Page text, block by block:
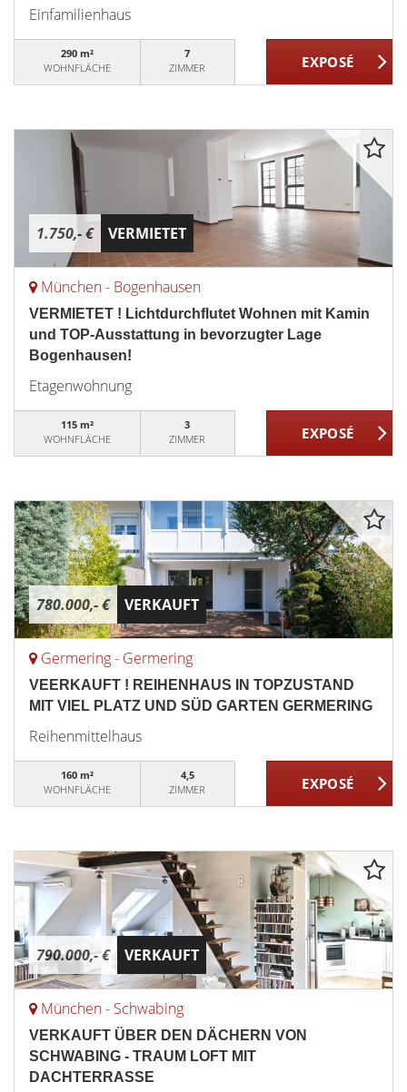
Einfamilienhaus
290 m²
WOHNFLÄCHE
7
ZIMMER
1.750,- € VERMIETET
München - Bogenhausen
VERMIETET ! Lichtdurchflutet Wohnen mit Kamin
und TOP-Ausstattung in bevorzugter Lage
Bogenhausen!
Etagenwohnung
115 m²
WOHNFLÄCHE
3
ZIMMER
780.000,- € VERKAUFT
Germering - Germering
VEERKAUFT ! REIHENHAUS IN TOPZUSTAND
MIT VIEL PLATZ UND SÜD GARTEN GERMERING
Reihenmittelhaus
160 m²
WOHNFLÄCHE
4,5
ZIMMER
790.000,- € VERKAUFT
München - Schwabing
VERKAUFT ÜBER DEN DÄCHERN VON
SCHWABING - TRAUM LOFT MIT
DACHTERRASSE